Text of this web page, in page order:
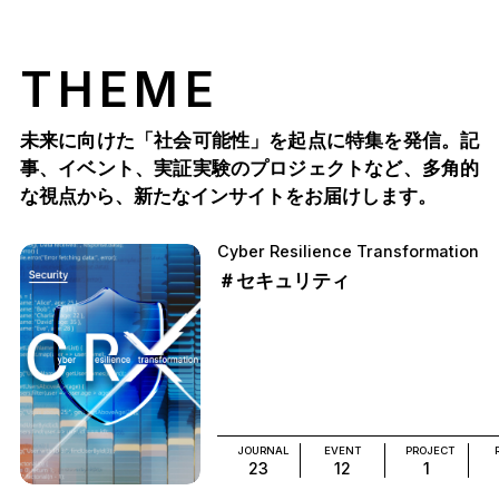
THEME
未来に向けた「社会可能性」を起点に特集を発信。記
事、イベント、実証実験のプロジェクトなど、多角的
な視点から、新たなインサイトをお届けします。
Cyber Resilience Transformation
＃セキュリティ
JOURNAL
23
EVENT
12
PROJECT
1